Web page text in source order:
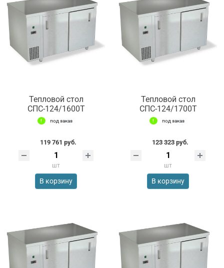
Тепловой стол
СПС-124/1600Т
под заказ
119 761 руб.
шт
В корзину
Тепловой стол
СПС-124/1700Т
под заказ
123 323 руб.
шт
В корзину